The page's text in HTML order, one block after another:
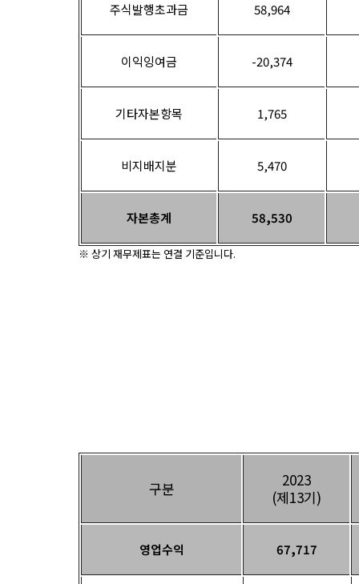
주식발행초과금 58,964
이익잉여금 -20,374
기타자본항목 1,765
비지배지분 5,470
자본총계 58,530
※ 상기 재무제표는 연결 기준입니다.
구분
2023
(제13기)
영업수익 67,717